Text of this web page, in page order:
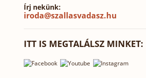
Írj nekünk:
iroda@szallasvadasz.hu
ITT IS MEGTALÁLSZ MINKET: